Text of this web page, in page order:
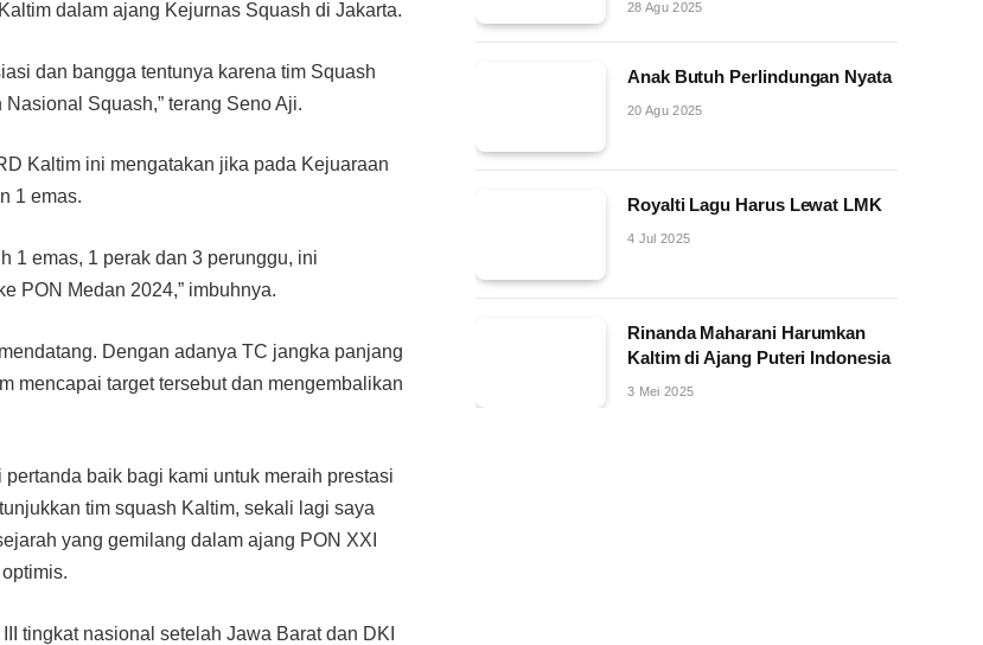
dalam ajang Kejurnas Squash di Jakarta.
dan bangga tentunya karena tim Squash
Squash,” terang Seno Aji.
Kaltim ini mengatakan jika pada Kejuaraan
1 emas.
1 emas, 1 perak dan 3 perunggu, ini
PON Medan 2024,” imbuhnya.
Dengan adanya TC jangka panjang
mencapai target tersebut dan mengembalikan
baik bagi kami untuk meraih prestasi
tim squash Kaltim, sekali lagi saya
yang gemilang dalam ajang PON XXI
tingkat nasional setelah Jawa Barat dan DKI
28 Agu 2025
Anak Butuh Perlindungan Nyata
20 Agu 2025
Royalti Lagu Harus Lewat LMK
4 Jul 2025
Rinanda Maharani Harumkan
Kaltim di Ajang Puteri Indonesia
3 Mei 2025